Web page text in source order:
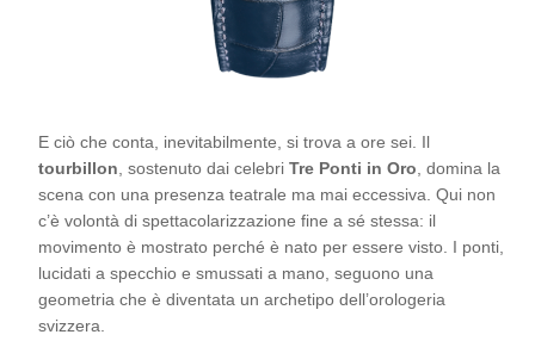
E ciò che conta, inevitabilmente, si trova a ore sei. Il
tourbillon , sostenuto dai celebri Tre Ponti in Oro , domina la
scena con una presenza teatrale ma mai eccessiva. Qui non
c’è volontà di spettacolarizzazione fine a sé stessa: il
movimento è mostrato perché è nato per essere visto. I ponti,
lucidati a specchio e smussati a mano, seguono una
geometria che è diventata un archetipo dell’orologeria
svizzera.